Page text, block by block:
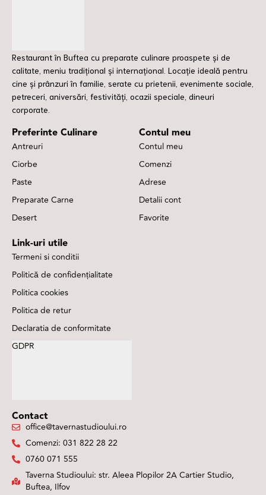
Restaurant în Buftea cu preparate culinare proaspete și de
calitate, meniu tradițional și internațional. Locație ideală pentru
cine și prânzuri în familie, serate cu prietenii, evenimente sociale,
petreceri, aniversări, festivități, ocazii speciale, dineuri
corporate.
Preferinte Culinare
Antreuri
Ciorbe
Paste
Preparate Carne
Desert
Contul meu
Contul meu
Comenzi
Adrese
Detalii cont
Favorite
Link-uri utile
Termeni si conditii
Politică de confidențialitate
Politica cookies
Politica de retur
Declaratia de conformitate
GDPR
Contact
office@tavernastudioului.ro
Comenzi: 031 822 28 22
0760 071 555
Taverna Studioului: str. Aleea Plopilor 2A Cartier Studio,
Buftea, Ilfov